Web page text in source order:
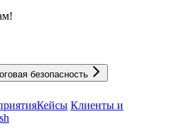
безопасность
Кейсы Клиенты и